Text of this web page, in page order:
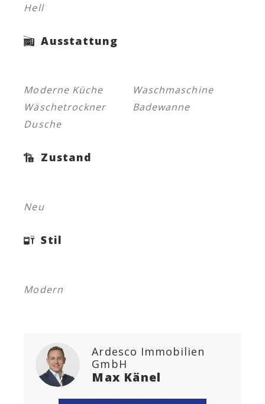
Ardesco Immobilien
GmbH
Max Känel
Hell
Ausstattung
Moderne Küche
Waschmaschine
Wäschetrockner
Badewanne
Dusche
Zustand
Neu
Stil
Modern